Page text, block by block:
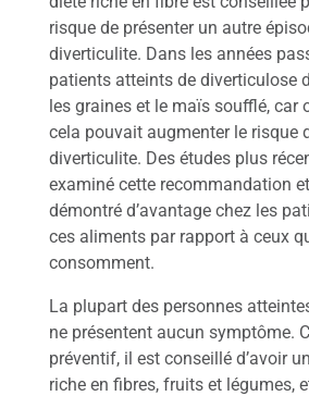
risque de présenter un autre
diverticulite. Dans les années
patients atteints de diverticulose
les graines et le maïs soufflé, car
cela pouvait augmenter le risque
diverticulite. Des études plus
examiné cette recommandation et
démontré d’avantage chez les
ces aliments par rapport à ceux
consomment.
La plupart des personnes
ne présentent aucun symptôme.
préventif, il est conseillé d’avoir
riche en fibres, fruits et légumes,